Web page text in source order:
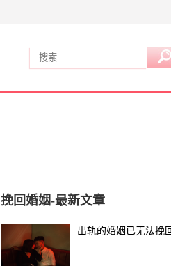
挽回婚姻-最新文章
出轨的婚姻已无法挽回